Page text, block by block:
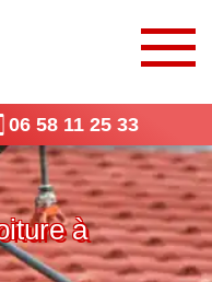
06 58 11 25 33
à